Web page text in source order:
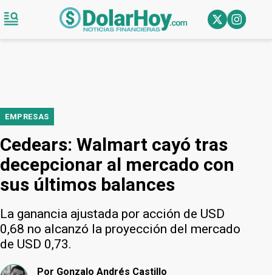
EMPRESAS
Cedears: Walmart cayó tras
decepcionar al mercado con
sus últimos balances
La ganancia ajustada por acción de USD
0,68 no alcanzó la proyección del mercado
de USD 0,73.
Por Gonzalo Andrés Castillo